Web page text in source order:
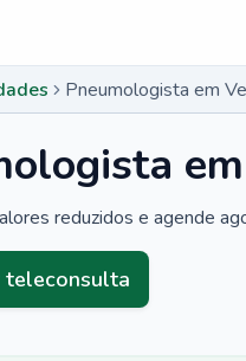
Pneumologista em
reduzidos e agende
teleconsulta